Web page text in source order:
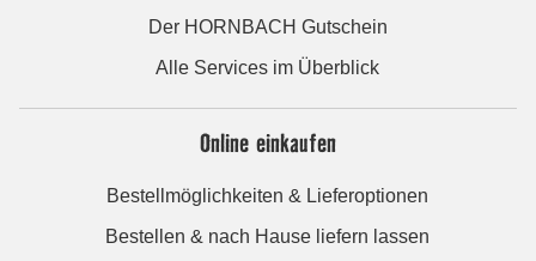
Der HORNBACH Gutschein
Alle Services im Überblick
Online einkaufen
Bestellmöglichkeiten & Lieferoptionen
Bestellen & nach Hause liefern lassen